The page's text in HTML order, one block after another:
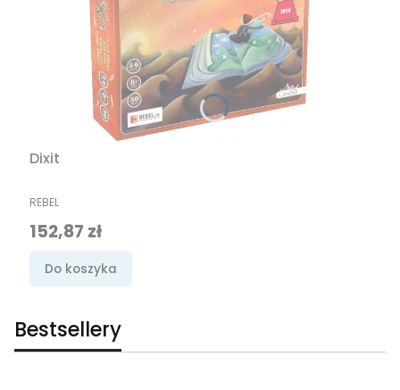
Dixit
PRODUCENT
REBEL
Cena
152,87 zł
Do koszyka
Bestsellery